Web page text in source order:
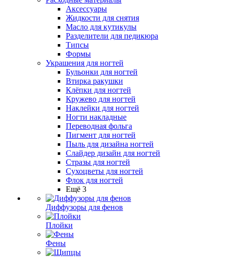
Аксессуары
Жидкости для снятия
Масло для кутикулы
Разделители для педикюра
Типсы
Формы
Украшения для ногтей
Бульонки для ногтей
Втирка ракушки
Клёпки для ногтей
Кружево для ногтей
Наклейки для ногтей
Ногти накладные
Переводная фольга
Пигмент для ногтей
Пыль для дизайна ногтей
Слайдер дизайн для ногтей
Стразы для ногтей
Сухоцветы для ногтей
Флок для ногтей
Ещё 3
Диффузоры для фенов
Плойки
Фены